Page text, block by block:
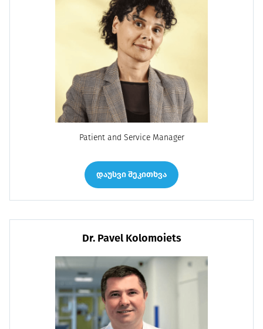
Patient and Service Manager
დაუსვი შეკითხვა
Dr. Pavel Kolomoiets